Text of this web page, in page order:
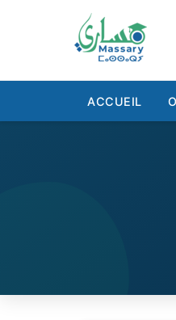
ACCUEIL